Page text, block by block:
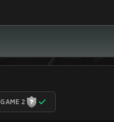
GAME 2